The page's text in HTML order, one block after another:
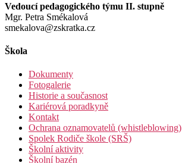
Vedoucí pedagogického týmu II. stupně
Mgr. Petra Smékalová
smekalova@zskratka.cz
Škola
Dokumenty
Fotogalerie
Historie a současnost
Kariérová poradkyně
Kontakt
Ochrana oznamovatelů (whistleblowing)
Spolek Rodiče škole (SRŠ)
Školní aktivity
Školní bazén